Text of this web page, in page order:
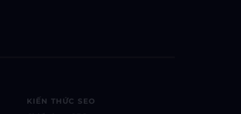
KIẾN THỨC SEO